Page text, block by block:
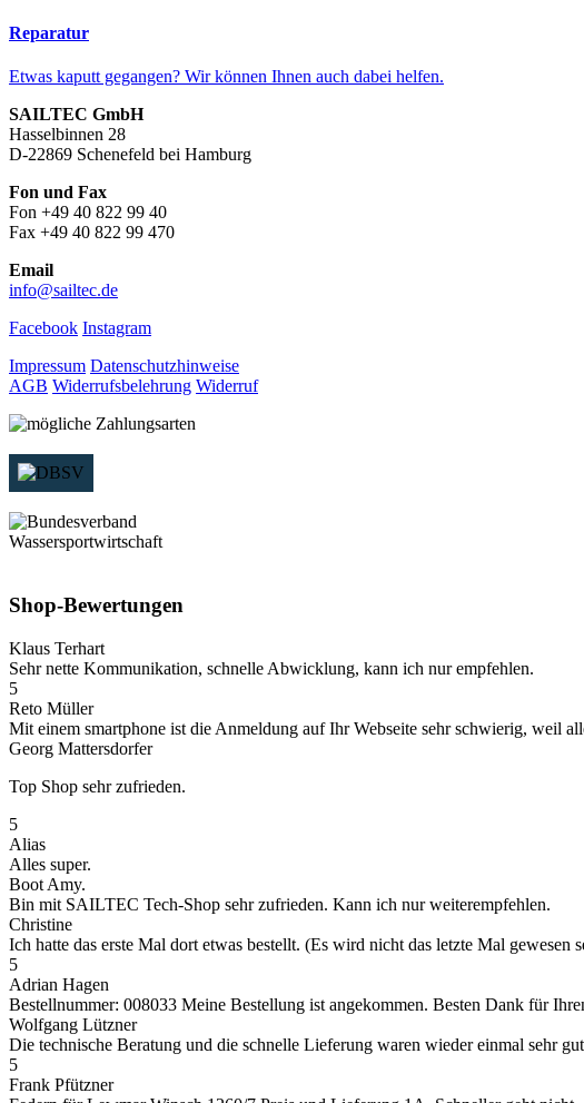
Reparatur
Etwas kaputt gegangen? Wir können Ihnen auch dabei helfen.
SAILTEC GmbH
Hasselbinnen 28
D-22869 Schenefeld bei Hamburg
Fon und Fax
Fon +49 40 822 99 40
Fax +49 40 822 99 470
Email
info@sailtec.de
Facebook Instagram
Impressum Datenschutzhinweise
AGB Widerrufsbelehrung Widerruf
Shop-Bewertungen
Klaus Terhart
Sehr nette Kommunikation, schnelle Abwicklung, kann ich nur empfehlen.
5
Reto Müller
Mit einem smartphone ist die Anmeldung auf Ihr Webseite sehr schwierig, weil
Georg Mattersdorfer
Top Shop sehr zufrieden.
5
Alias
Alles super.
Boot Amy.
Bin mit SAILTEC Tech-Shop sehr zufrieden. Kann ich nur weiterempfehlen.
Christine
Ich hatte das erste Mal dort etwas bestellt. (Es wird nicht das letzte Mal
5
Adrian Hagen
Bestellnummer: 008033 Meine Bestellung ist angekommen. Besten Dank für
Wolfgang Lützner
Die technische Beratung und die schnelle Lieferung waren wieder einmal sehr
5
Frank Pfützner